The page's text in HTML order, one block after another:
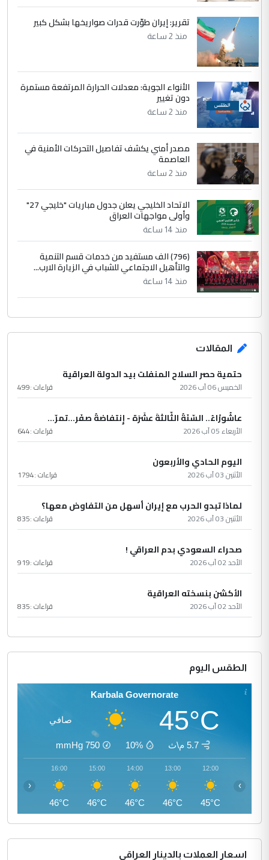
التعليق : تحياتي لك استاذ حامدتركان. كلام
دقيق ومسؤول؛ فالاستثمار الحقيقي للإنسان
وثروات البلد يعتمد على الكفاءة ...
الموضوع :
بين الإهمال واغتصاب الأرض.. بلاد
الرافدين تعاني الجفاف والتصحر!!
تقرير: إيران طوّرت قدرات صواريخها بشكل كبير
منذ 2 ساعة
الأنواء الجوية: معدلات الحرارة المرتفعة مستمرة
دون تغيير
منذ 2 ساعة
مصدر أمني يكشف تفاصيل التحركات الأمنية في
العاصمة
منذ 2 ساعة
الاتحاد الخليجي يعلن جدول مباريات "خليجي 27"
وأولى مواجهات العراق
منذ 14 ساعة
(796) الف مستفيد من خدمات قسم التنمية
والتأهيل الاجتماعي للشباب في الزيارة الارب...
منذ 14 ساعة
المقالات
حتمية حصر السلاح المنفلت بيد الدولة العراقية
الخميس 06 آب 2026 قراءات :499
عاشُورْاءُ.. السّنَةُ الثّالثةَ عشَرَة - إِنتفاضةُ صفَر…تمرّ...
الأربعاء 05 آب 2026 قراءات :644
اليوم الحادي والأربعون
الأثنين 03 آب 2026 قراءات :1794
لماذا تبدو الحرب مع إيران أسهل من التفاوض معها؟
الأثنين 03 آب 2026 قراءات :835
صحراء السعودي بدم العراقي !
الأحد 02 آب 2026 قراءات :919
الأكشن بنسخته العراقية
الأحد 02 آب 2026 قراءات :835
الطقس اليوم
Karbala Governorate
45°C صافي
5.7 م\ث 10%
750
mmHg
12:00
45°C
13:00
46°C
14:00
46°C
15:00
46°C
16:00
46°C
‹ ›
اسعار العملات بالدينار العراقي